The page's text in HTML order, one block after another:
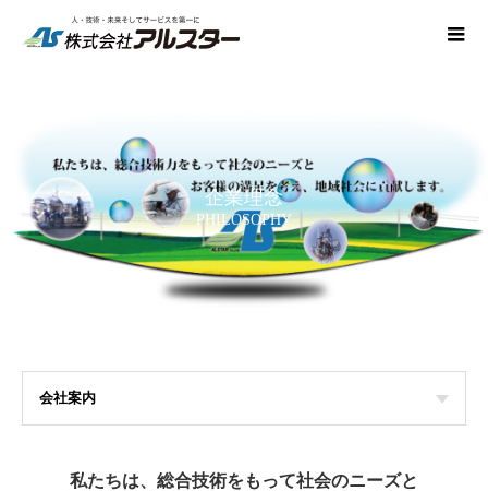
企業理念
PHILOSOPHY
会社案内
私たちは、総合技術をもって社会のニーズと